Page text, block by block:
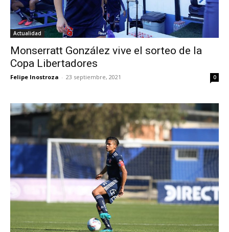
Actualidad
Monserratt González vive el sorteo de la
Copa Libertadores
Felipe Inostroza - 23 septiembre, 2021 0